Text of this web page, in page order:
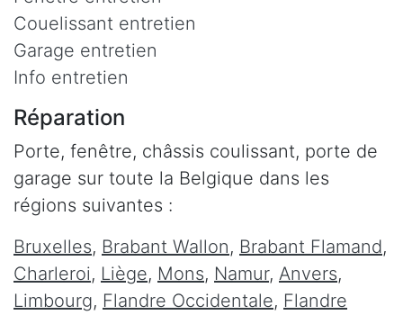
Couelissant entretien
Garage entretien
Info entretien
Réparation
Porte, fenêtre, châssis coulissant, porte de
garage sur toute la Belgique dans les
régions suivantes :
Bruxelles, Brabant Wallon, Brabant Flamand,
Charleroi, Liège, Mons, Namur, Anvers,
Limbourg, Flandre Occidentale, Flandre